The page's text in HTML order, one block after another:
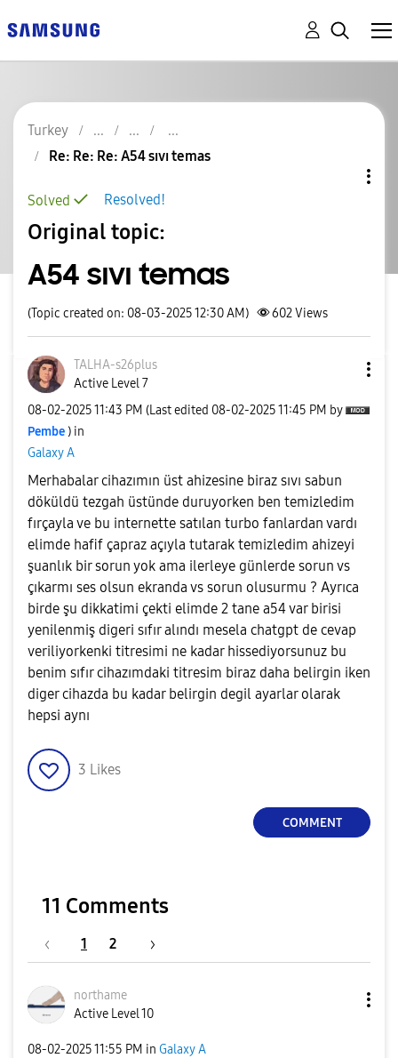
Turkey
Re: Re: Re: A54 sıvı temas
Resolved!
Solved
Original topic:
A54 sıvı temas
(Topic created on: 08-03-2025 12:30 AM) 602Views
TALHA-s26plus
Active Level 7
‎08-02-202511:43 PM (Last edited ‎08-02-202511:45 PM by
Pembe ) in
Galaxy A
Merhabalar cihazımın üst ahizesine biraz sıvı sabun
döküldü tezgah üstünde duruyorken ben temizledim
fırçayla ve bu internette satılan turbo fanlardan vardı
elimde hafif çapraz açıyla tutarak temizledim ahizeyi
şuanlık bir sorun yok ama ilerleye günlerde sorun vs
çıkarmı ses olsun ekranda vs sorun olusurmu ? Ayrıca
birde şu dikkatimi çekti elimde 2 tane a54 var birisi
yenilenmiş digeri sıfır alındı mesela chatgpt de cevap
veriliyorkenki titresimi ne kadar hissediyorsunuz bu
benim sıfır cihazımdaki titresim biraz daha belirgin iken
diger cihazda bu kadar belirgin degil ayarlar olarak
hepsi aynı
3 Likes
COMMENT
11 Comments
1 2
northame
Active Level 10
‎08-02-202511:55 PM in Galaxy A